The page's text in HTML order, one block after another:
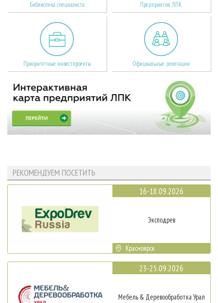
Библиотека специалиста Предприятия ЛПК
Приоритетные инвестпроекты Официальные делегации
РЕКОМЕНДУЕМ ПОСЕТИТЬ
16-18.09.2026
Эксподрев
Красноярск
23-25.09.2026
Мебель & Деревообработка Урал